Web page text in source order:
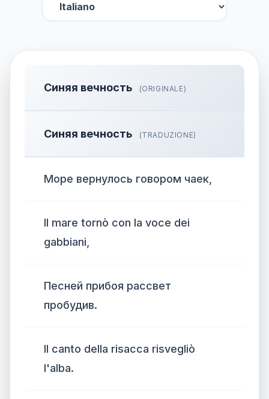
Синяя вечность (ORIGINALE)
Синяя вечность (TRADUZIONE)
Море вернулось говором чаек,
Il mare tornò con la voce dei
gabbiani,
Песней прибоя рассвет
пробудив.
Il canto della risacca risvegliò
l'alba.